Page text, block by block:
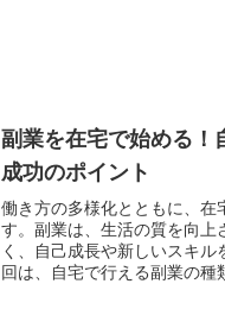
副業を在宅で始める！
成功のポイント
働き方の多様化とともに、在
す。副業は、生活の質を向上
く、自己成長や新しいスキ
回は、自宅で行える副業の種